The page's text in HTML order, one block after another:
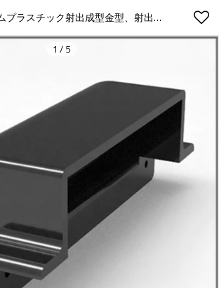
DIYカスタムプラスチック射出成型金型、射出成形機（縦型）の制作
1 / 5